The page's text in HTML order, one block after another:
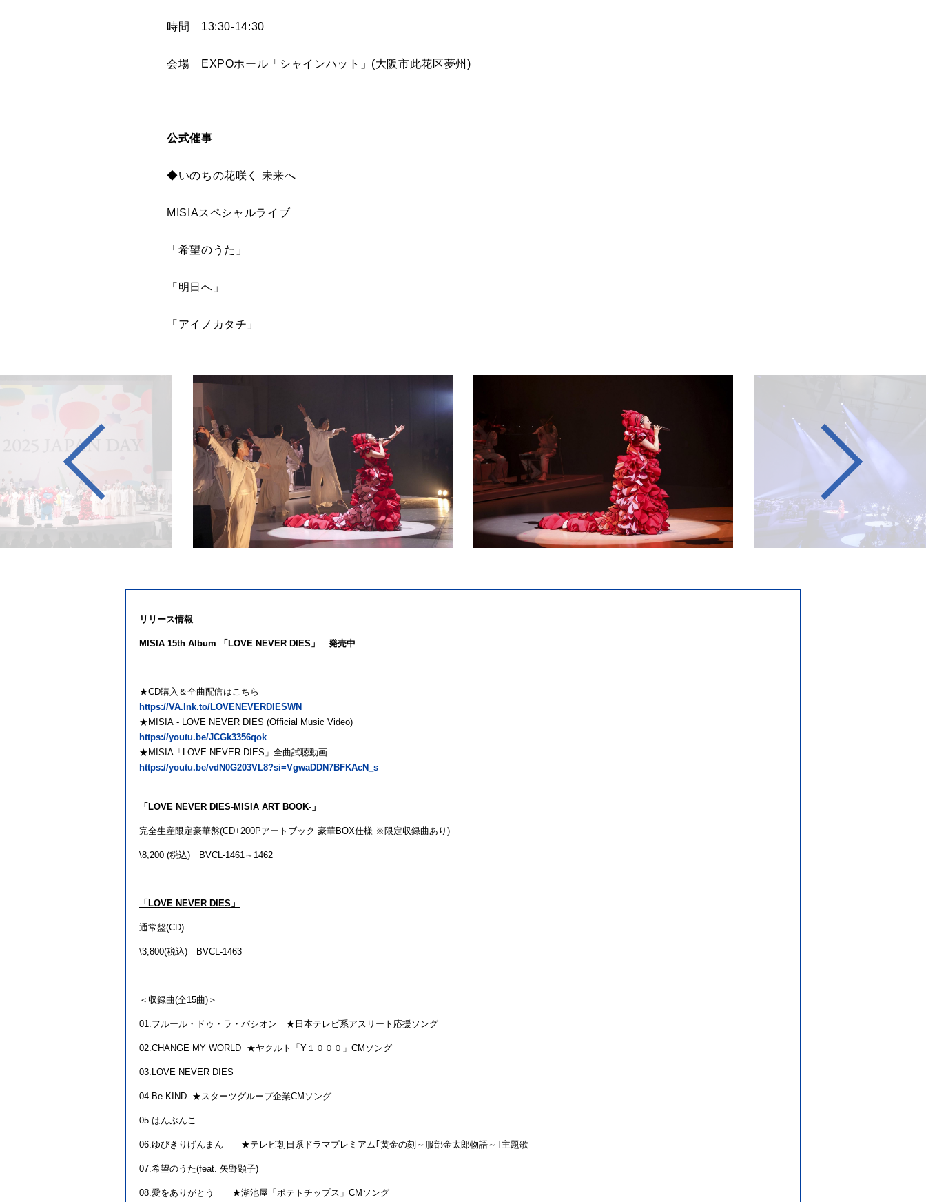
時間 13:30-14:30
会場 EXPOホール「シャインハット」 (大阪市此花区夢州 )
公式催事
◆いのちの花咲く 未来へ
MISIAスペシャルライブ
「希望のうた」
「明日へ」
「アイノカタチ」
リリース情報
MISIA 15th Album 「 LOVE NEVER DIES 」 発売中
★CD購入＆全曲配信はこちら
https://VA.lnk.to/LOVENEVERDIESWN
★ MISIA - LOVE NEVER DIES (Official Music Video)
https://youtu.be/JCGk3356qok
★ MISIA 「 LOVE NEVER DIES 」全曲試聴動画
https://youtu.be/vdN0G203VL8?si=VgwaDDN7BFKAcN_s
「 LOVE NEVER DIES-MISIA ART BOOK- 」
完全生産限定豪華盤(CD+200Pアートブック 豪華BOX仕様 ※限定収録曲あり )
\8,200 (税込) BVCL-1461～ 1462
「 LOVE NEVER DIES 」
通常盤(CD)
\3,800(税込) BVCL-1463
＜収録曲(全15曲) ＞
01.フルール・ドゥ・ラ・パシオン ★日本テレビ系アスリート応援ソング
02.CHANGE MY WORLD ★ヤクルト「 Y １０００」 CM ソング
03.LOVE NEVER DIES
04.Be KIND ★スターツグループ企業CM ソング
05.はんぶんこ
06.ゆびきりげんまん ★テレビ朝日系ドラマプレミアム｢黄金の刻～服部金太郎物語～｣主題歌
07.希望のうた(feat. 矢野顕子)
08.愛をありがとう ★湖池屋「ポテトチップス」 CM ソング